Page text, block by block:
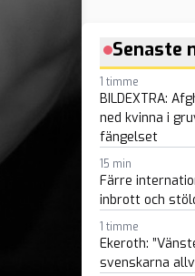
Senaste
1 timme
BILDEXTRA:
ned kvinna i
fängelset
15 min
Färre
inbrott och
1 timme
Ekeroth:
svenskarna